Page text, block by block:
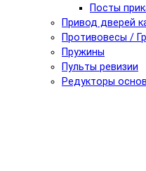
Посты
Привод дверей
Противовесы /
Пружины
Пульты ревизии
Редукторы